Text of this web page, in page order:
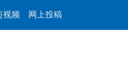
视频 网上投稿